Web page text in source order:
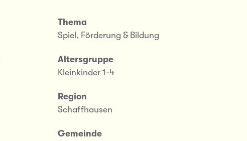
Thema
Spiel, Förderung & Bildung
Altersgruppe
Kleinkinder 1-4
Region
Schaffhausen
Gemeinde